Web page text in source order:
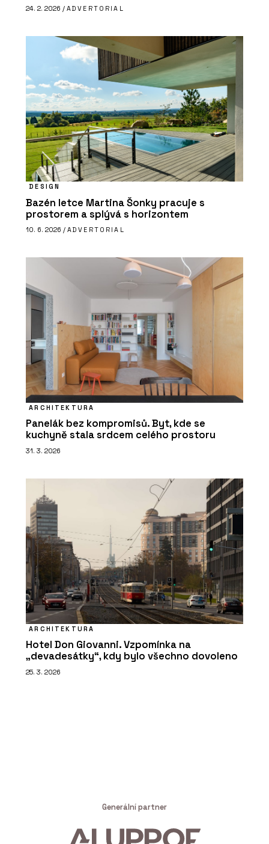
24. 2. 2026 / ADVERTORIAL
DESIGN
Bazén letce Martina Šonky pracuje s
prostorem a splývá s horizontem
10. 6. 2026 / ADVERTORIAL
ARCHITEKTURA
Panelák bez kompromisů. Byt, kde se
kuchyně stala srdcem celého prostoru
31. 3. 2026
ARCHITEKTURA
Hotel Don Giovanni. Vzpomínka na
„devadesátky“, kdy bylo všechno dovoleno
25. 3. 2026
Generální partner